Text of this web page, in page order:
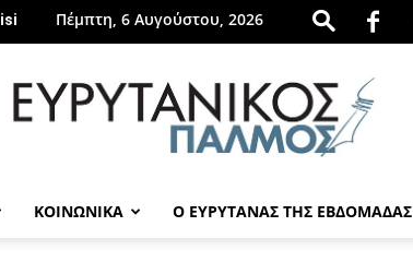
Πέμπτη, 6 Αυγούστου, 2026
ΚΟΙΝΩΝΙΚΑ Ο ΕΥΡΥΤΑΝΑΣ ΤΗΣ ΕΒΔΟΜΑΔΑΣ